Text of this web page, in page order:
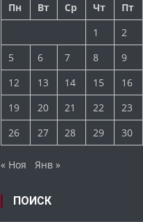
Пн
Вт Ср Чт Пт
1
2
5
6 7 8 9
12
13 14 15 16
19
20 21 22 23
26
27 28 29 30
« Ноя Янв »
ПОИСК